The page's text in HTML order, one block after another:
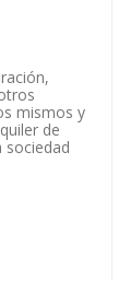
mismos y
de
sociedad